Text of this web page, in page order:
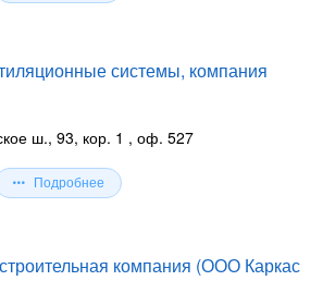
системы, компания
ш., 93, кор. 1 , оф. 527
Подробнее
компания (ООО Каркас